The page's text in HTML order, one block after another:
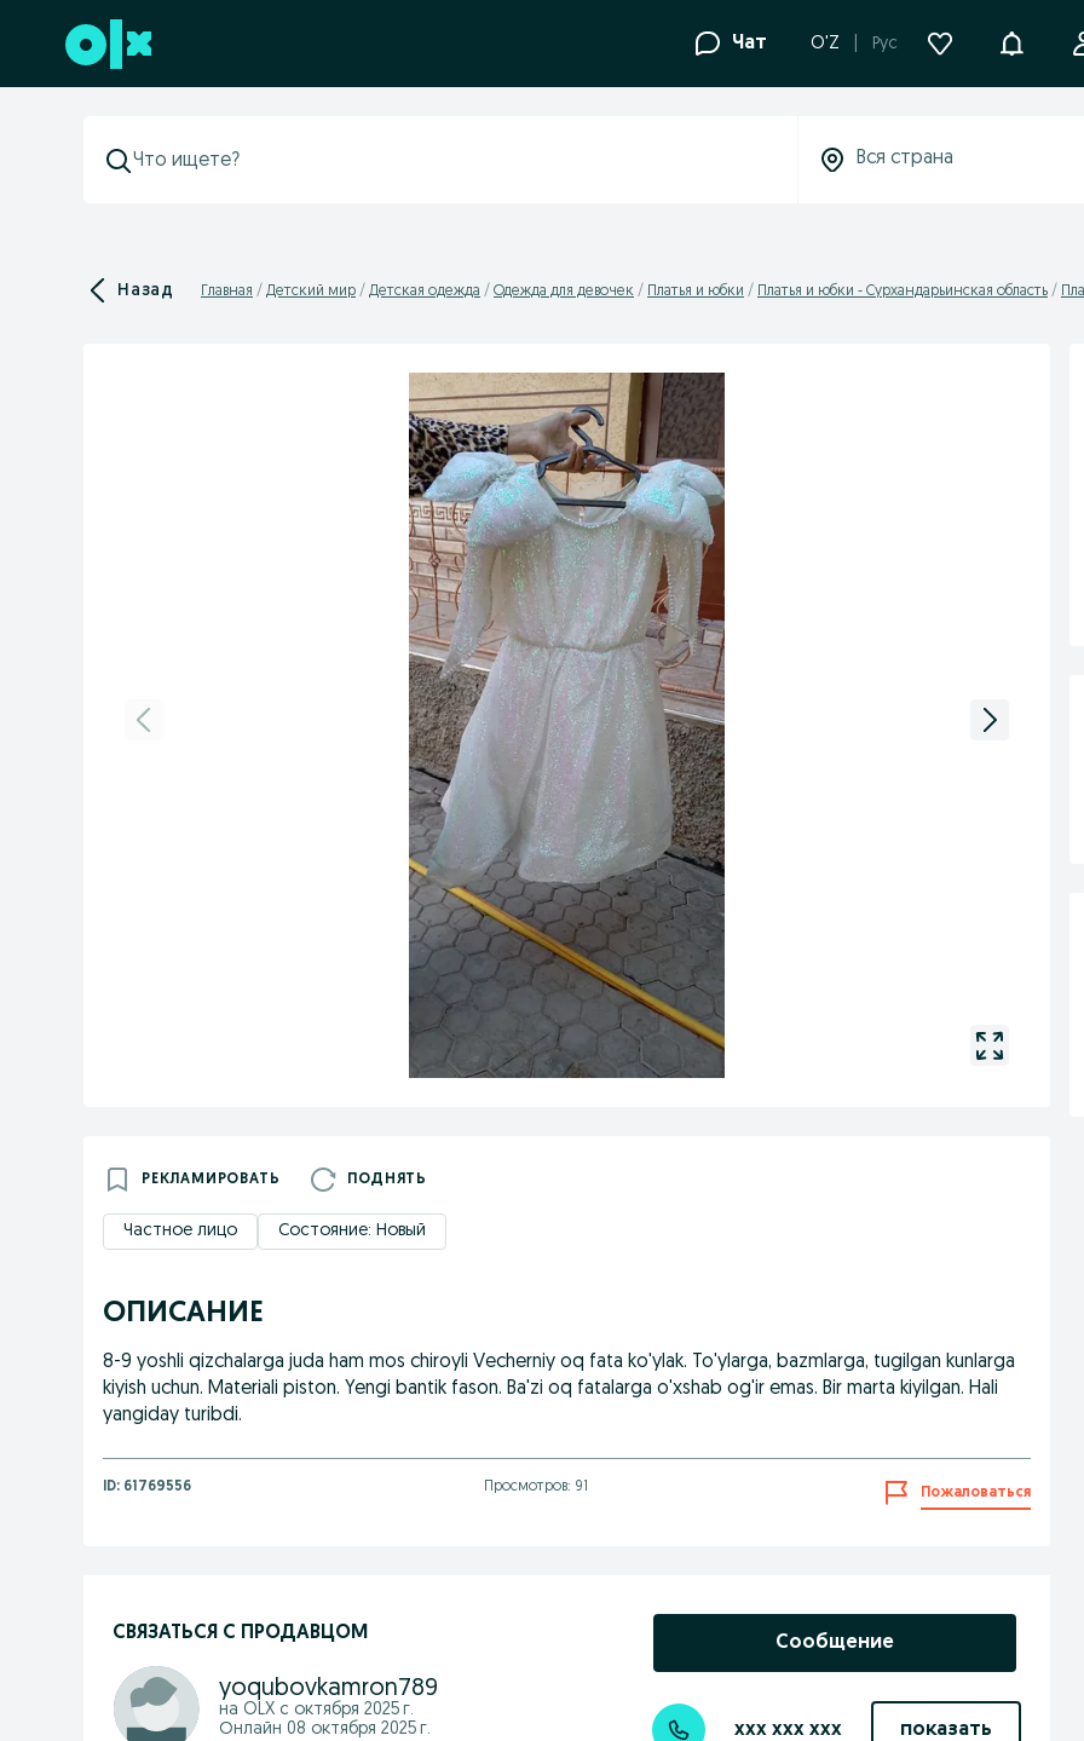
Перейти к нижнему колонтитулу Чат O'Z Рус
Назад Главная Детский мир Детская одежда Одежда для девочек Платья и юбки Платья и юбки - Сурхандарьинская область
РЕКЛАМИРОВАТЬ ПОДНЯТЬ
Частное лицо Состояние: Новый
ОПИСАНИЕ
8-9 yoshli qizchalarga juda ham mos chiroyli Vecherniy oq fata ko'ylak. To'ylarga, bazmlarga, tugilgan kunlarga
kiyish uchun. Materiali piston. Yengi bantik fason. Ba'zi oq fatalarga o'xshab og'ir emas. Bir marta kiyilgan. Hali
yangiday turibdi.
ID: 61769556 Просмотров: 91 Пожаловаться
СВЯЗАТЬСЯ С ПРОДАВЦОМ
yoqubovkamron789
на OLX с октября 2025 г.
Онлайн 08 октября 2025 г.
Сообщение
xxx xxx xxx показать